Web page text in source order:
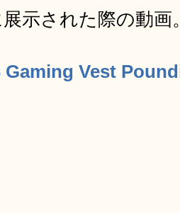
示された際の動
Gaming Vest